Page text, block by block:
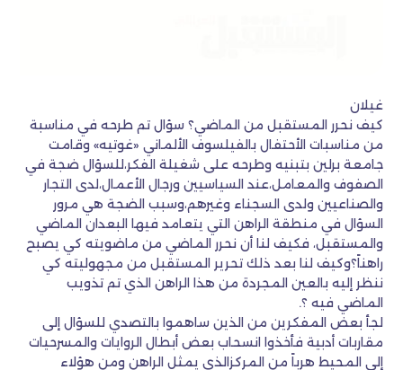
غيلان
كيف نحرر المستقبل من الماضي؟ سؤال تم طرحه في مناسبة
من مناسبات الأحتفال بالفيلسوف الألماني «غوتيه» وقامت
جامعة برلين بتبنيه وطرحه على شغيلة الفكر،للسؤال ضجة في
الصفوف والمعامل،عند السياسيين ورجال الأعمال،لدى التجار
والصناعيين ولدى السجناء وغيرهم،وسبب الضجة هي مرور
السؤال في منطقة الراهن التي يتعامد فيها البعدان الماضي
والمستقبل، فكيف لنا أن نحرر الماضي من ماضويته كي يصبح
راهناً؟وكيف لنا بعد ذلك تحرير المستقبل من مجهوليته كي
ننظر إليه بالعين المجردة من هذا الراهن الذي تم تذويب
الماضي فيه ؟.
لجأ بعض المفكرين من الذين ساهموا بالتصدي للسؤال إلى
مقاربات أدبية فأخذوا انسحاب بعض أبطال الروايات والمسرحيات
إلى المحيط هرباً من المركزالذي يمثل الراهن ومن هؤلاء